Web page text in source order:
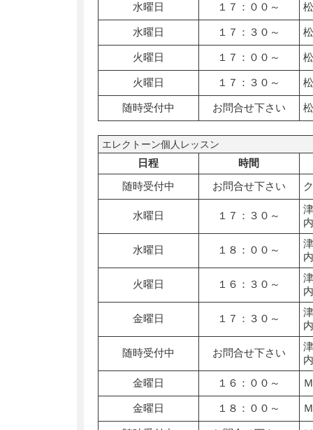
水曜日 １７：００～
水曜日 １７：３０～
火曜日 １７：００～
火曜日 １７：３０～
随時受付中 お問合せ下さい
エレクトーン個人レッスン
日程
時間
随時受付中
お問合せ下さい
水曜日 １７：３０～
水曜日 １８：００～
火曜日 １６：３０～
金曜日 １７：３０～
随時受付中 お問合せ下さい
金曜日
１６：００～
金曜日 １８：００～